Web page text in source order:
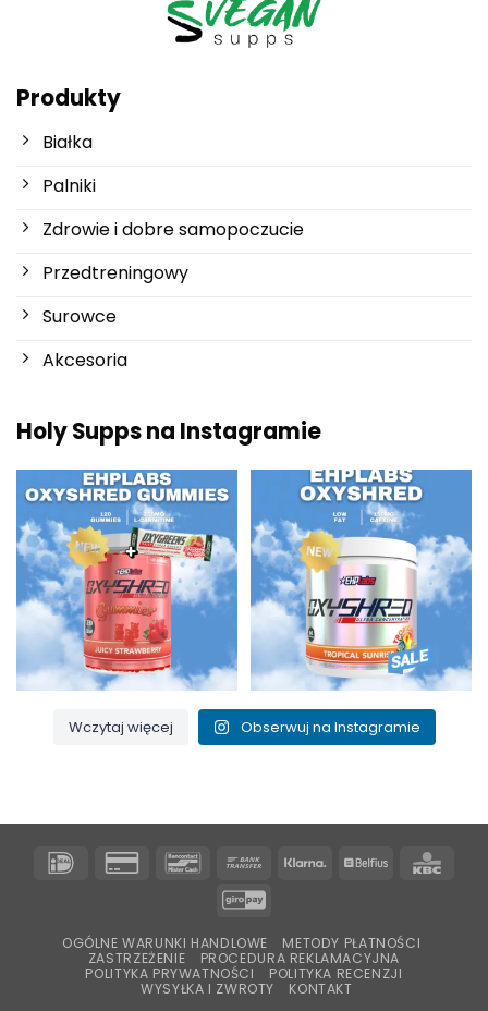
Produkty
Białka
Palniki
Zdrowie i dobre samopoczucie
Przedtreningowy
Surowce
Akcesoria
Holy Supps na Instagramie
Nowości w Holy Supps 🍬⚡
OxyShred Gummies od...
3 0
Niska zawartość tłuszczu i 150
mg kofeiny w...
0 2
Wczytaj więcej Obserwuj na Instagramie
IDeal
Karta
kredytowa
BancontactPrzelew
Klarna Belfius
GiroPay
OGÓLNE WARUNKI HANDLOWE
METODY PŁATNOŚCI
ZASTRZEŻENIE
PROCEDURA REKLAMACYJNA
POLITYKA PRYWATNOŚCI
POLITYKA RECENZJI
WYSYŁKA I ZWROTY
KONTAKT